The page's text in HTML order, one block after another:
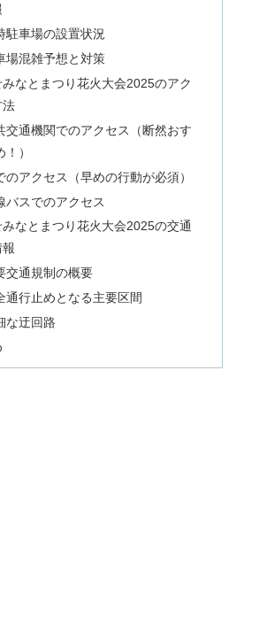
駐車場の設置状況
場混雑予想と対策
なとまつり花火大会2025のアク
法
交通機関でのアクセス（断然おす
）
のアクセス（早めの行動が必須）
バスでのアクセス
なとまつり花火大会2025の交通
交通規制の概要
通行止めとなる主要区間
な迂回路